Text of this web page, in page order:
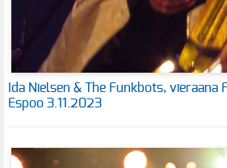
Ida Nielsen & The Funkbots, vieraana
Espoo 3.11.2023